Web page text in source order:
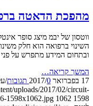
הדאטה ברפואה – 7 מימדים
של יבמ מיצג סופר
ברפואה הוא חלק משינוי
מתפרש על פני 7 מימדים מקבילים
קריאה…
/0 תגובות /על ידי
content/uploads/2017/02/
1598x1062.jpg 1062